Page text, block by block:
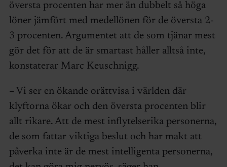
översta procenten har mer än dubbelt så höga
löner jämfört med medellönen för de översta 2-
3 procenten. Argumentet att de som tjänar mest
gör det för att de är smartast håller alltså inte,
konstaterar Marc Keuschnigg. ​​
– Vi ser en ökande orättvisa i världen där
klyftorna ökar och den översta procenten blir
allt rikare. Att de mest inflytelserika personerna,
de som fattar viktiga beslut och har makt att
påverka inte är de mest intelligenta personerna,